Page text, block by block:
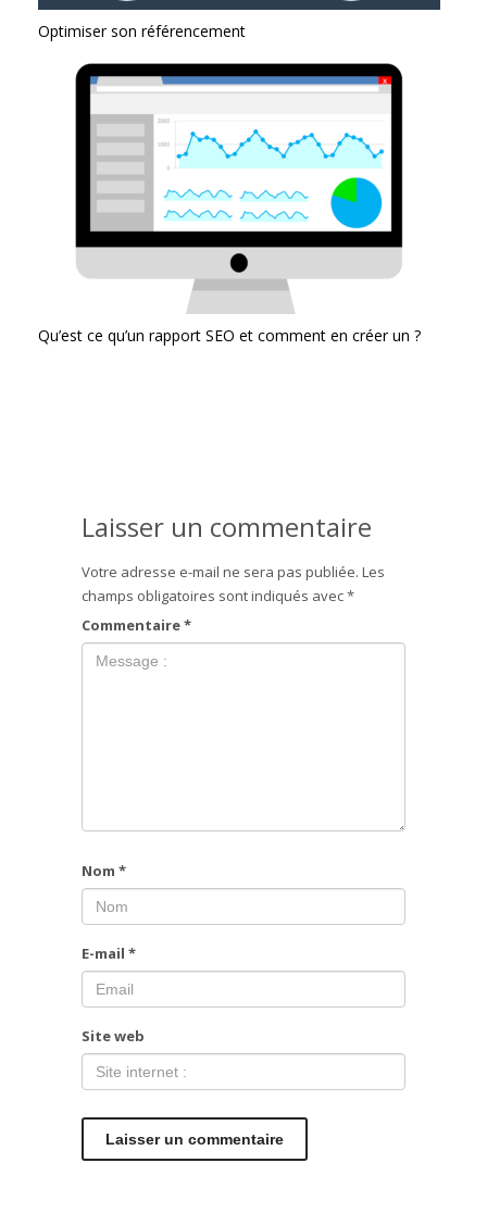
Optimiser son référencement
Qu’est ce qu’un rapport SEO et comment en créer un ?
Laisser un commentaire
Votre adresse e-mail ne sera pas publiée. Les
champs obligatoires sont indiqués avec*
Commentaire*
Nom *
E-mail *
Site web